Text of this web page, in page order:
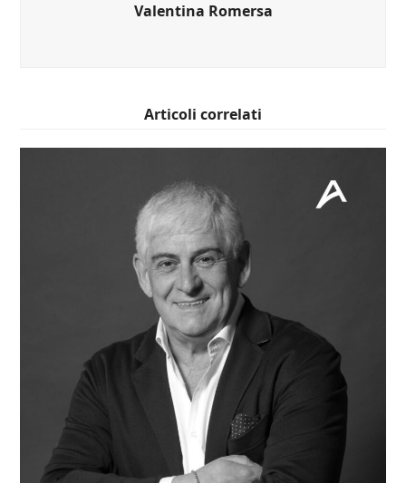
Valentina Romersa
Articoli correlati